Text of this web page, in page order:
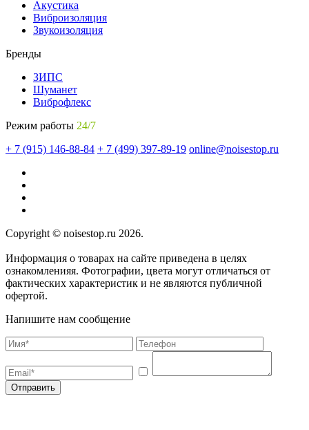
Акустика
Виброизоляция
Звукоизоляция
Бренды
ЗИПС
Шуманет
Виброфлекс
Режим работы 24/7
+ 7 (915) 146-88-84 + 7 (499) 397-89-19 online@noisestop.ru
Copyright © noisestop.ru 2026.
Информация о товарах на сайте приведена в целях
ознакомленияя. Фотографии, цвета могут отличаться от
фактических характеристик и не являются публичной
офертой.
Напишите нам сообщение
Отправить